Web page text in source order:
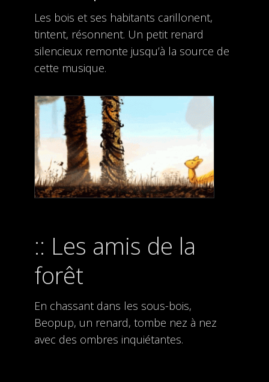
Les bois et ses habitants carillonent,
tintent, résonnent. Un petit renard
silencieux remonte jusqu’à la source de
cette musique.
Les amis de la
forêt
En chassant dans les sous-bois,
Beopup, un renard, tombe nez à nez
avec des ombres inquiétantes.